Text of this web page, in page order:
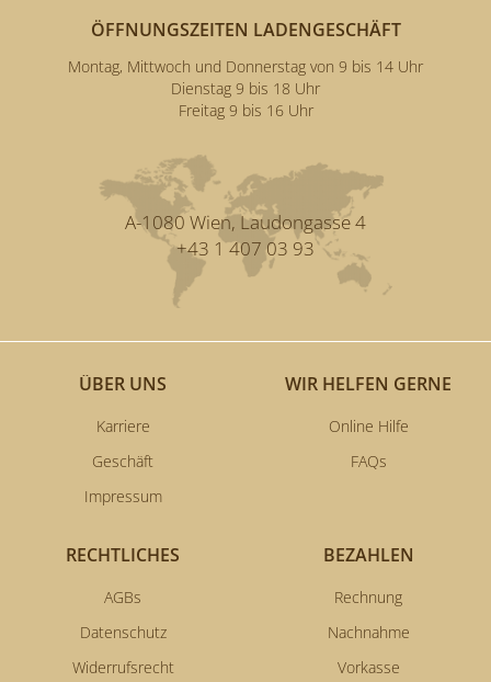
ÖFFNUNGSZEITEN LADENGESCHÄFT
Montag, Mittwoch und Donnerstag von 9 bis 14 Uhr
Dienstag 9 bis 18 Uhr
Freitag 9 bis 16 Uhr
A-1080 Wien, Laudongasse 4
+43 1 407 03 93
ÜBER UNS
Karriere
Geschäft
Impressum
WIR HELFEN GERNE
Online Hilfe
FAQs
RECHTLICHES
AGBs
Datenschutz
Widerrufsrecht
BEZAHLEN
Rechnung
Nachnahme
Vorkasse